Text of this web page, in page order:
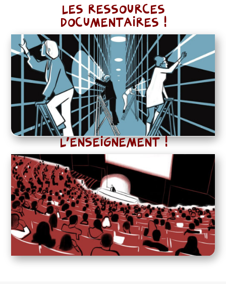
LES RESSOURCES
DOCUMENTAIRES !
L’ENSEIGNEMENT !